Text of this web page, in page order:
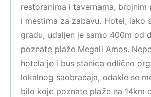
restoranima i tavernama, brojnim
i mestima za zabavu. Hotel, iako
gradu, udaljen je samo 400m od
poznate plaže Megali Amos.
hotela je i bus stanica odlično
lokalnog saobraćaja, odakle se
bilo koje poznate plaže na 14km